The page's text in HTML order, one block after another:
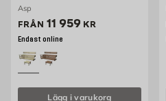
Asp
FRÅN Pris 11819 kr
11 959 KR
Endast online
Lägg i varukorg